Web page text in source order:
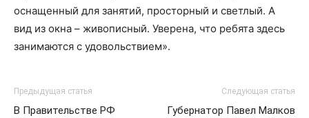
оснащенный для занятий, просторный и светлый. А
вид из окна – живописный. Уверена, что ребята здесь
занимаются с удовольствием».
Предыдущая статья
В Правительстве РФ
Следующая статья
Губернатор Павел Малков